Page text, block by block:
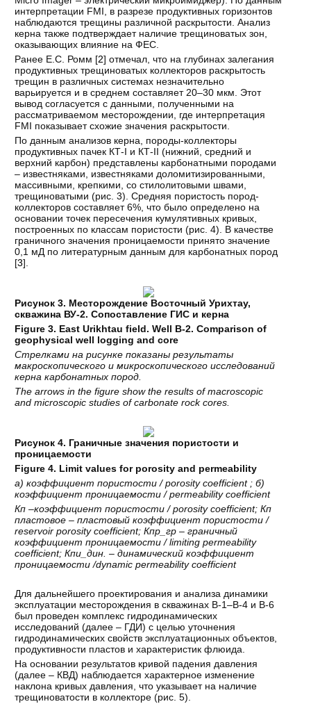
интерпретации FMI, в разрезе продуктивных горизонтов
наблюдаются трещины различной раскрытости. Анализ
керна также подтверждает наличие трещиноватых зон,
оказывающих влияние на ФЕС.
Ранее Е.С. Ромм [2] отмечал, что на глубинах залегания
продуктивных трещиноватых коллекторов раскрытость
трещин в различных системах незначительно
варьируется и в среднем составляет 20–30 мкм. Этот
вывод согласуется с данными, полученными на
рассматриваемом месторождении, где интерпретация
FMI показывает схожие значения раскрытости.
По данным анализов керна, породы-коллекторы
продуктивных пачек КТ-I и КТ-II (нижний, средний и
верхний карбон) представлены карбонатными породами
– известняками, известняками доломитизированными,
массивными, крепкими, со стилолитовыми швами,
трещиноватыми (рис. 3). Средняя пористость пород-
коллекторов составляет 6%, что было определено на
основании точек пересечения кумулятивных кривых,
построенных по классам пористости (рис. 4). В качестве
граничного значения проницаемости принято значение
0,1 мД по литературным данным для карбонатных пород
[3].
Рисунок 3. Месторождение Восточный Урихтау,
скважина ВУ-2. Сопоставление ГИС и керна
Figure 3. East Urikhtau field. Well B-2. Comparison of
geophysical well logging and core
Стрелками на рисунке показаны результаты
макроскопического и микроскопического исследований
керна карбонатных пород.
The arrows in the figure show the results of macroscopic
and microscopic studies of carbonate rock cores.
Рисунок 4. Граничные значения пористости и
проницаемости
Figure 4. Limit values for porosity and permeability
а)коэффициент пористости/ porosity coefficient ;б)
коэффициент проницаемости/ permeability coefficient
Кп –коэффициент пористости/ porosity coefficient;Кп
пластовое –пластовый коэффициент пористости/
reservoir porosity coefficient;Кпр _гр –граничный
коэффициент проницаемости/ limiting permeability
coefficient;Кпи _дин . –динамический коэффициент
проницаемости/dynamic permeability coefficient
Для дальнейшего проектирования и анализа динамики
эксплуатации месторождения в скважинах В-1–В-4 и В-6
был проведен комплекс гидродинамических
исследований (далее – ГДИ) с целью уточнения
гидродинамических свойств эксплуатационных объектов,
продуктивности пластов и характеристик флюида.
На основании результатов кривой падения давления
(далее – КВД) наблюдается характерное изменение
наклона кривых давления, что указывает на наличие
трещиноватости в коллекторе (рис. 5).